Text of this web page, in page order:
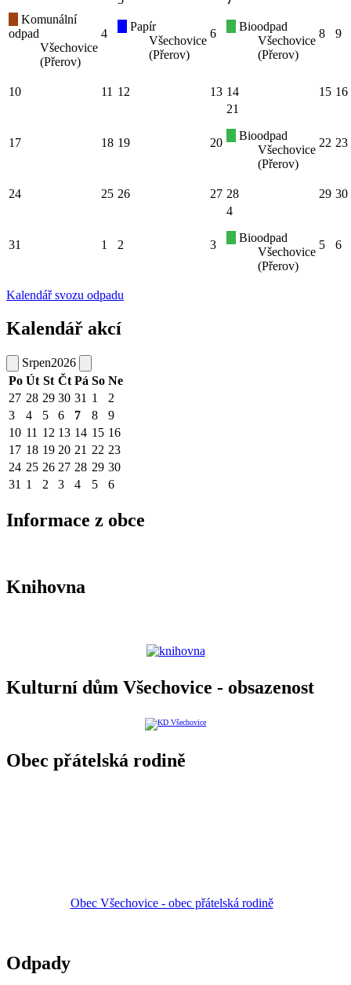
Komunální
odpad
Všechovice
(Přerov)
4
Papír
Všechovice
(Přerov)
6
Bioodpad
Všechovice
(Přerov)
8 9
10 11 12 13 14 15 16
17 18 19 20
21
Bioodpad
Všechovice
(Přerov)
22 23
24 25 26 27 28 29 30
31 1 2 3
4
Bioodpad
Všechovice
(Přerov)
5 6
Kalendář svozu odpadu
Kalendář akcí
Srpen2026
Po Út St Čt Pá So Ne
27 28 29 30 31 1
2
3
4 5 6 7 8
9
10 11 12 13 14 15 16
17 18 19 20 21 22 23
24 25 26 27 28 29 30
31 1 2 3 4 5 6
Informace z obce
Knihovna
Kulturní dům Všechovice - obsazenost
Obec přátelská rodině
Obec Všechovice - obec přátelská rodině
Odpady